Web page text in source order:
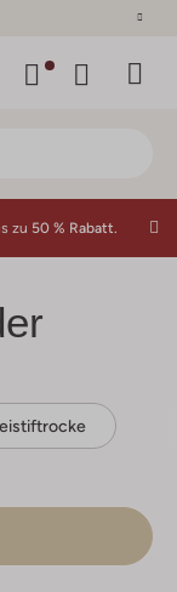
zu 50 % Rabatt.